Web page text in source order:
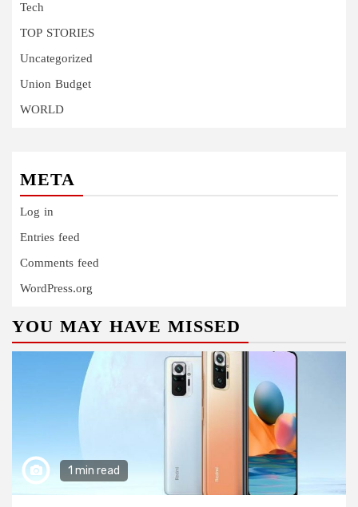
Tech
TOP STORIES
Uncategorized
Union Budget
WORLD
META
Log in
Entries feed
Comments feed
WordPress.org
YOU MAY HAVE MISSED
1 min read